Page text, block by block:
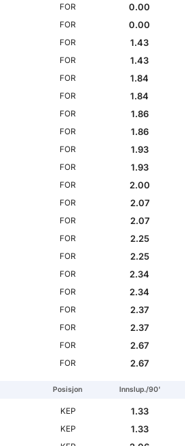
FOR
0.00
FOR
0.00
FOR
1.43
FOR
1.43
FOR
1.84
FOR
1.84
FOR
1.86
FOR
1.86
FOR
1.93
FOR
1.93
FOR
2.00
FOR
2.07
FOR
2.07
FOR
2.25
FOR
2.25
FOR
2.34
FOR
2.34
FOR
2.37
FOR
2.37
FOR
2.67
FOR 2.67
Posisjon Innslup./90'
KEP
1.33
KEP
1.33